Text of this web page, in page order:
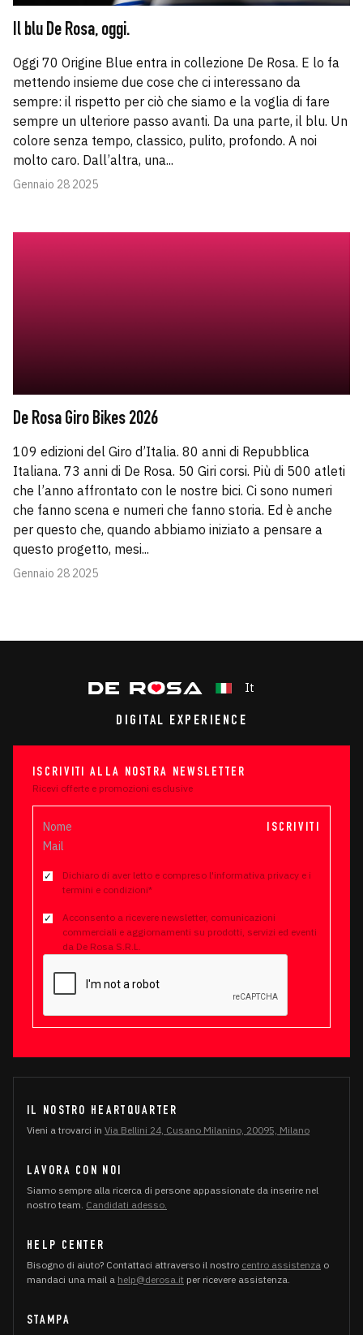
Il blu De Rosa, oggi.
Oggi 70 Origine Blue entra in collezione De Rosa. E lo fa
mettendo insieme due cose che ci interessano da
sempre: il rispetto per ciò che siamo e la voglia di fare
sempre un ulteriore passo avanti. Da una parte, il blu. Un
colore senza tempo, classico, pulito, profondo. A noi
molto caro. Dall’altra, una...
Gennaio 28 2025
De Rosa Giro Bikes 2026
109 edizioni del Giro d’Italia. 80 anni di Repubblica
Italiana. 73 anni di De Rosa. 50 Giri corsi. Più di 500 atleti
che l’anno affrontato con le nostre bici. Ci sono numeri
che fanno scena e numeri che fanno storia. Ed è anche
per questo che, quando abbiamo iniziato a pensare a
questo progetto, mesi...
Gennaio 28 2025
It
DIGITAL EXPERIENCE
IL NOSTRO HEARTQUARTER
Vieni a trovarci in Via Bellini 24, Cusano Milanino, 20095, Milano
LAVORA CON NOI
Siamo sempre alla ricerca di persone appassionate da inserire nel
nostro team. Candidati adesso.
HELP CENTER
Bisogno di aiuto? Contattaci attraverso il nostro centro assistenza o
mandaci una mail a help@derosa.it per ricevere assistenza.
STAMPA
ISCRIVITI ALLA NOSTRA NEWSLETTER
Ricevi offerte e promozioni esclusive
Dichiaro di aver letto e compreso l'informativa privacy e i
termini e condizioni*
Acconsento a ricevere newsletter, comunicazioni
commerciali e aggiornamenti su prodotti, servizi ed eventi
da De Rosa S.R.L.
ISCRIVITI